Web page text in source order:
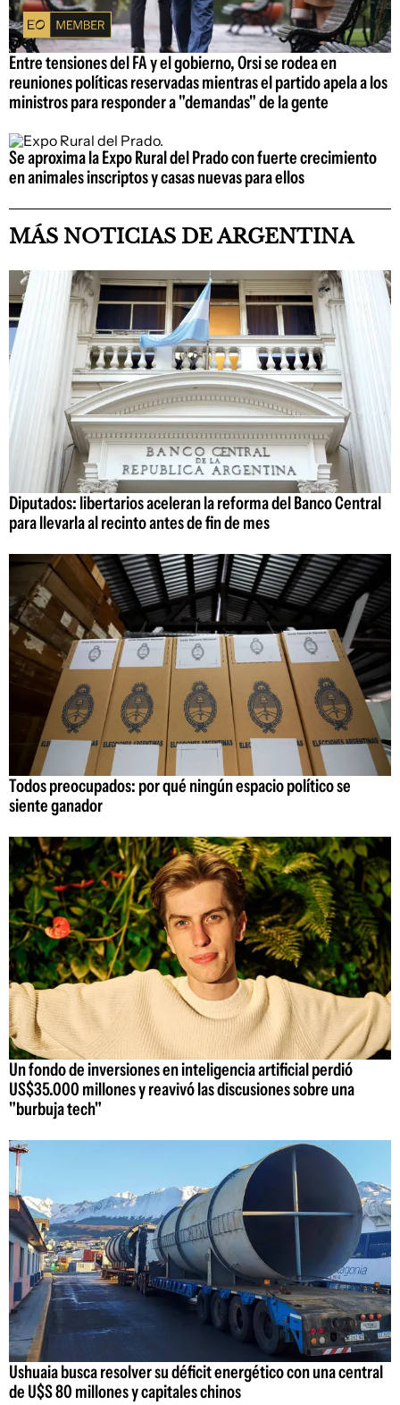
Entre tensiones del FA y el gobierno, Orsi se rodea en
reuniones políticas reservadas mientras el partido apela a los
ministros para responder a "demandas" de la gente
Se aproxima la Expo Rural del Prado con fuerte crecimiento
en animales inscriptos y casas nuevas para ellos
MÁS NOTICIAS DE ARGENTINA
Diputados: libertarios aceleran la reforma del Banco Central
para llevarla al recinto antes de fin de mes
Todos preocupados: por qué ningún espacio político se
siente ganador
Un fondo de inversiones en inteligencia artificial perdió
US$35.000 millones y reavivó las discusiones sobre una
"burbuja tech"
Ushuaia busca resolver su déficit energético con una central
de U$S 80 millones y capitales chinos